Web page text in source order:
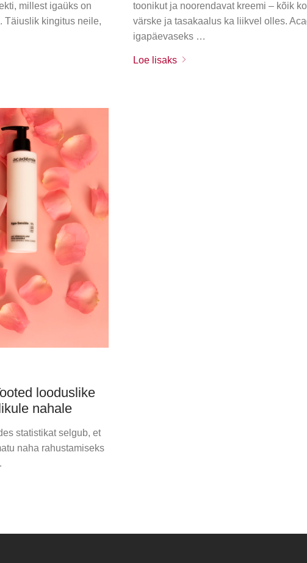
millest igaüks on
Täiuslik kingitus neile,
toonikut ja noorendavat kreemi – kõik
värske ja tasakaalus ka liikvel olles.
igapäevaseks …
Loe lisaks
looduslike
nahale
statistikat selgub, et
naha rahustamiseks